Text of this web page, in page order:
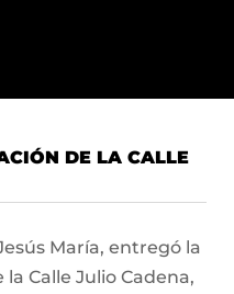
DE LA CALLE
María, entregó la
Calle Julio Cadena,